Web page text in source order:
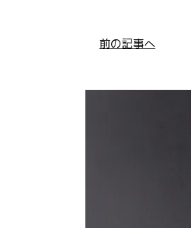
前の記事へ